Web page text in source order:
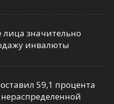
лица значительно
инвалюты
59,1 процента